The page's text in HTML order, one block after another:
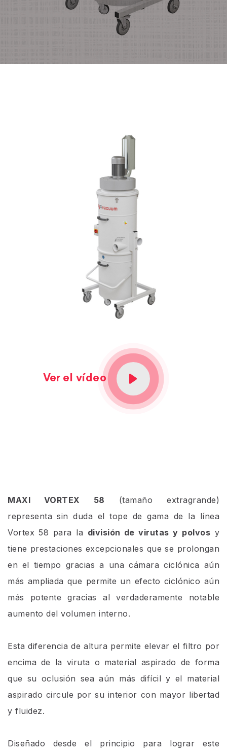
Ver el vídeo
MAXI VORTEX 58 (tamaño extragrande)
representa sin duda el tope de gama de la línea
Vortex 58 para la división de virutas y polvos y
tiene prestaciones excepcionales que se prolongan
en el tiempo gracias a una cámara ciclónica aún
más ampliada que permite un efecto ciclónico aún
más potente gracias al verdaderamente notable
aumento del volumen interno.
Esta diferencia de altura permite elevar el filtro por
encima de la viruta o material aspirado de forma
que su oclusión sea aún más difícil y el material
aspirado circule por su interior con mayor libertad
y fluidez.
Diseñado desde el principio para lograr este